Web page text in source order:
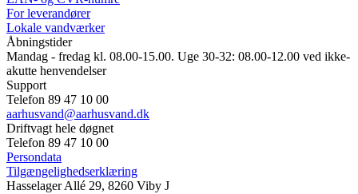
For leverandører
Lokale vandværker
Åbningstider
Mandag - fredag kl. 08.00-15.00. Uge 30-32: 08.00-12.00 ved ikke-
akutte henvendelser
Support
Telefon 89 47 10 00
aarhusvand@aarhusvand.dk
Driftvagt hele døgnet
Telefon 89 47 10 00
Persondata
Tilgængelighedserklæring
Hasselager Allé 29, 8260 Viby J